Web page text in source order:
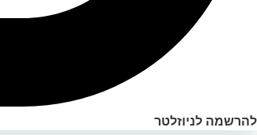
להרשמה לניוזלטר